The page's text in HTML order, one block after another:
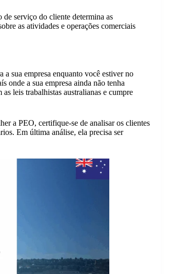
serviço do cliente determina as
as atividades e operações comerciais
a sua empresa enquanto você estiver no
onde a sua empresa ainda não tenha
leis trabalhistas australianas e cumpre
a PEO, certifique-se de analisar os clientes
Em última análise, ela precisa ser